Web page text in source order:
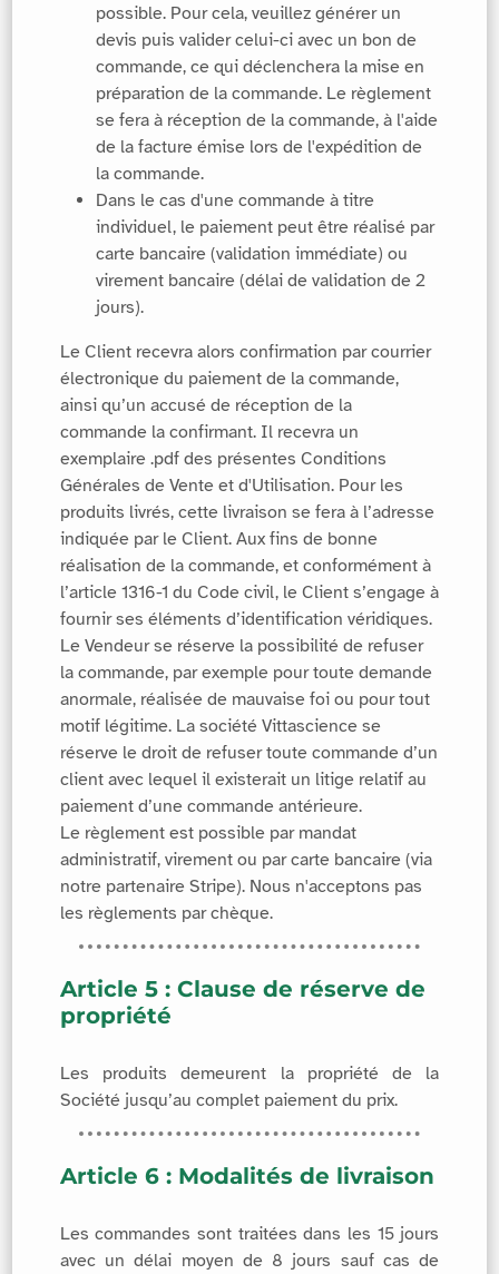
possible. Pour cela, veuillez générer un
devis puis valider celui-ci avec un bon de
commande, ce qui déclenchera la mise en
préparation de la commande. Le règlement
se fera à réception de la commande, à l'aide
de la facture émise lors de l'expédition de
la commande.
Dans le cas d'une commande à titre
individuel, le paiement peut être réalisé par
carte bancaire (validation immédiate) ou
virement bancaire (délai de validation de 2
jours).
Le Client recevra alors confirmation par courrier
électronique du paiement de la commande,
ainsi qu’un accusé de réception de la
commande la confirmant. Il recevra un
exemplaire .pdf des présentes Conditions
Générales de Vente et d'Utilisation. Pour les
produits livrés, cette livraison se fera à l’adresse
indiquée par le Client. Aux fins de bonne
réalisation de la commande, et conformément à
l’article 1316-1 du Code civil, le Client s’engage à
fournir ses éléments d’identification véridiques.
Le Vendeur se réserve la possibilité de refuser
la commande, par exemple pour toute demande
anormale, réalisée de mauvaise foi ou pour tout
motif légitime. La société Vittascience se
réserve le droit de refuser toute commande d’un
client avec lequel il existerait un litige relatif au
paiement d’une commande antérieure.
Le règlement est possible par mandat
administratif, virement ou par carte bancaire (via
notre partenaire Stripe). Nous n'acceptons pas
les règlements par chèque.
Article 5 : Clause de réserve de
propriété
Les produits demeurent la propriété de la
Société jusqu’au complet paiement du prix.
Article 6 : Modalités de livraison
Les commandes sont traitées dans les 15 jours
avec un délai moyen de 8 jours sauf cas de